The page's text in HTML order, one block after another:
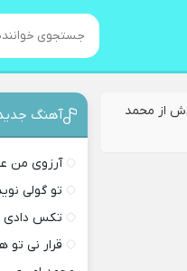
از محمد
آهنگ
آرزوی من
تو گولی
تکس دادی
قرار نی